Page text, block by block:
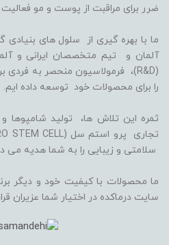
ضرر برای مراقبت از پوست و مو
آلمان و تیم متخصصان ایرانی و
را برای محصولات خود توسعه داده ایم.
ثمره این تلاش ها، تولید شامپوها
تجاری پرو استم سل (PRO STEM CELL) و
سلامتی و زیبایی را به شما هدیه می
ما محصولات با کیفیت خود و دیگر
سایت درماکده در اختیار شما عزیران